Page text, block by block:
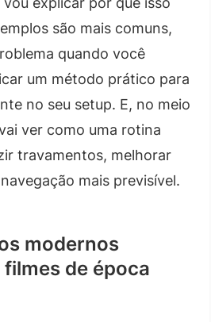
são mais comuns,
quando você
um método prático para
no seu setup. E, no meio
ver como uma rotina
travamentos, melhorar
mais previsível.
modernos
de época